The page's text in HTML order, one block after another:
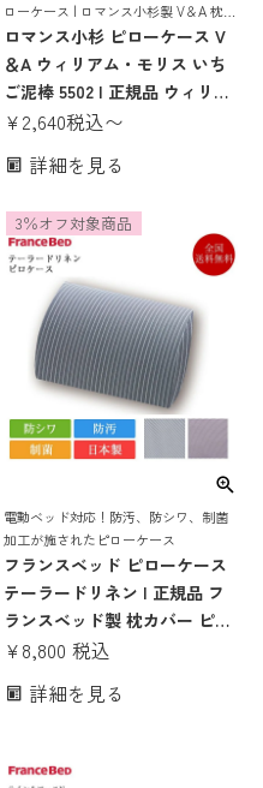
ローケース | ロマンス小杉製 V＆A 枕カ
バー
ロマンス小杉 ピローケース V
＆A ウィリアム・モリス いち
ご泥棒 5502 | 正規品 ウィリア
ムモリス ピローケース ウィリ
リス いちご泥棒 ロマンス小杉
100％ 綿100 v&a museum
¥2,640税込〜
詳細を見る
電動ベッド対応！防汚、防シワ、制菌
加工が施されたピローケース
フランスベッド ピローケース
テーラードリネン | 正規品 フ
ランスベッド製 枕カバー ピロ
ケース 日本製 国産 防汚 防シ
応
3％オフ対象商品
¥8,800 税込
詳細を見る